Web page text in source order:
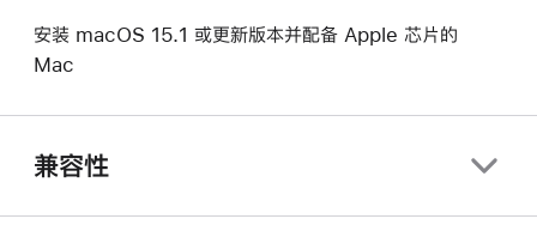
安装 macOS 15.1 或更新版本并配备 Apple 芯片的
Mac
兼容性